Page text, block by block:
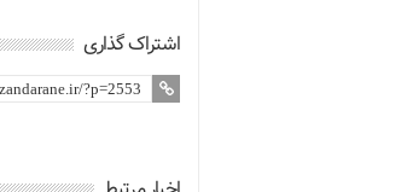
اشتراک گذاری